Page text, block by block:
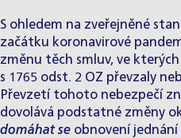
S ohledem na zveřejněné
začátku koronavirové
změnu těch smluv, ve
s 1765 odst. 2 OZ převzaly
Převzetí tohoto nebezpečí
dovolává podstatné změny
domáhat se obnovení